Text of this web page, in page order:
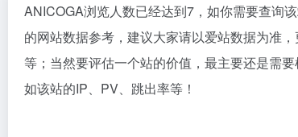
ANICOGA浏览人数已经达到7，如你需要查询
的网站数据参考，建议大家请以爱站数据为准
等；当然要评估一个站的价值，最主要还是需
如该站的IP、PV、跳出率等！